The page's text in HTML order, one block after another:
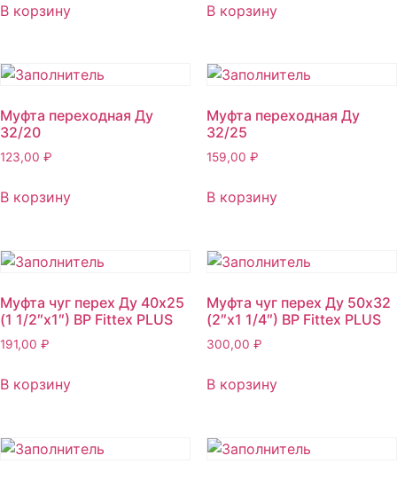
В корзину В корзину
Муфта переходная Ду
32/20
123,00 ₽
В корзину
Муфта переходная Ду
32/25
159,00 ₽
В корзину
Муфта чуг перех Ду 40х25
(1 1/2″х1″) ВР Fittex PLUS
191,00 ₽
В корзину
Муфта чуг перех Ду 50х32
(2″х1 1/4″) ВР Fittex PLUS
300,00 ₽
В корзину